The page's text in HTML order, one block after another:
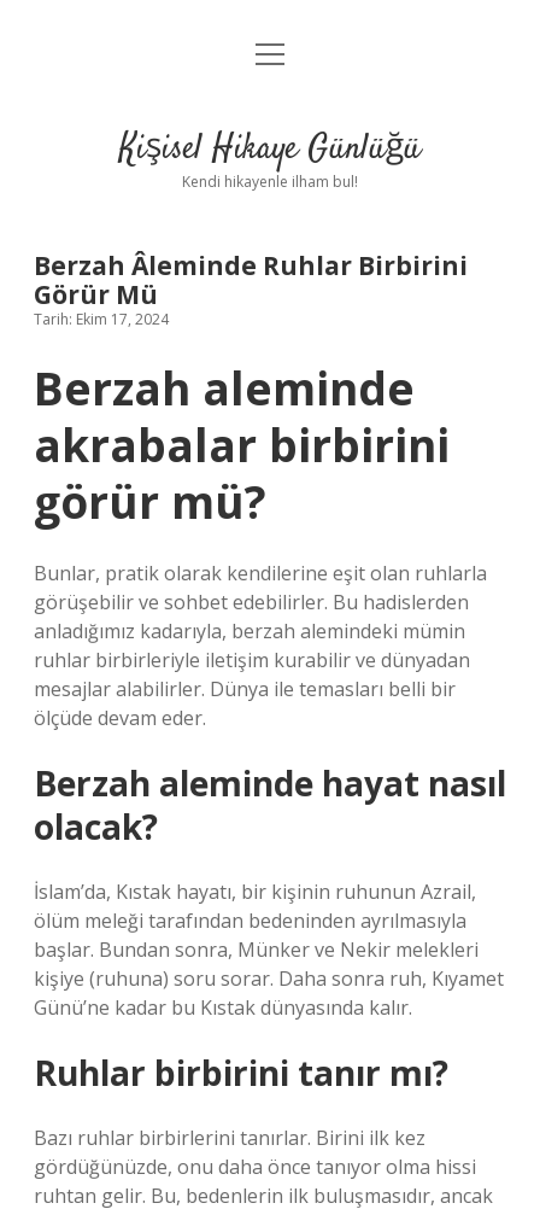
Anasayfa
Yasal Uyarı
menüyü
Kişisel Hikaye Günlüğü
Kendi hikayenle ilham bul!
Berzah Âleminde Ruhlar Birbirini
Görür Mü
Tarih: Ekim 17, 2024
Berzah aleminde
akrabalar birbirini
görür mü?
Bunlar, pratik olarak kendilerine eşit olan ruhlarla
görüşebilir ve sohbet edebilirler. Bu hadislerden
anladığımız kadarıyla, berzah alemindeki mümin
ruhlar birbirleriyle iletişim kurabilir ve dünyadan
mesajlar alabilirler. Dünya ile temasları belli bir
ölçüde devam eder.
Berzah aleminde hayat nasıl
olacak?
İslam’da, Kıstak hayatı, bir kişinin ruhunun Azrail,
ölüm meleği tarafından bedeninden ayrılmasıyla
başlar. Bundan sonra, Münker ve Nekir melekleri
kişiye (ruhuna) soru sorar. Daha sonra ruh, Kıyamet
Günü’ne kadar bu Kıstak dünyasında kalır.
Ruhlar birbirini tanır mı?
Bazı ruhlar birbirlerini tanırlar. Birini ilk kez
gördüğünüzde, onu daha önce tanıyor olma hissi
ruhtan gelir. Bu, bedenlerin ilk buluşmasıdır, ancak